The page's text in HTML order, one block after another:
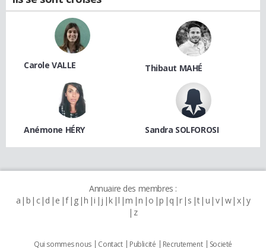
Carole VALLE Thibaut MAHÉ
Anémone HÉRY Sandra SOLFOROSI
Annuaire des membres :
a b c d e f g h i j k l m n o p q r s t u v w x y
z
Qui sommes nous Contact Publicité Recrutement Societé